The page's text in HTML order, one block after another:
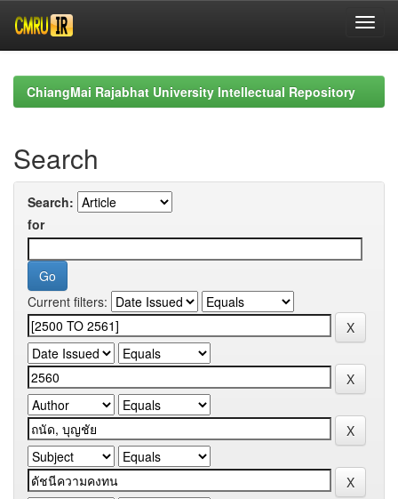
navigationChiangMai Rajabhat University Intellectual Repository
Search
Search:
for
Current filters: